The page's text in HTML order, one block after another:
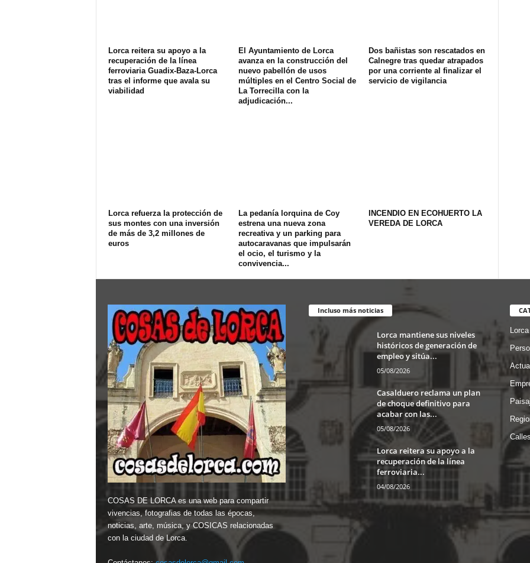
Lorca reitera su apoyo a la
recuperación de la línea
ferroviaria Guadix-Baza-Lorca
tras el informe que avala su
viabilidad
El Ayuntamiento de Lorca
avanza en la construcción del
nuevo pabellón de usos
múltiples en el Centro Social de
La Torrecilla con la
adjudicación...
Dos bañistas son rescatados en
Calnegre tras quedar atrapados
por una corriente al finalizar el
servicio de vigilancia
Lorca refuerza la protección de
sus montes con una inversión
de más de 3,2 millones de
euros
La pedanía lorquina de Coy
estrena una nueva zona
recreativa y un parking para
autocaravanas que impulsarán
el ocio, el turismo y la
convivencia...
INCENDIO EN ECOHUERTO LA
VEREDA DE LORCA
COSAS DE LORCA es una web para compartir
vivencias, fotografias de todas las épocas,
noticias, arte, música, y COSICAS relacionadas
con la ciudad de Lorca.
Incluso más noticias
Lorca mantiene sus niveles
históricos de generación de
empleo y sitúa...
05/08/2026
Casalduero reclama un plan
de choque definitivo para
acabar con las...
05/08/2026
Lorca reitera su apoyo a la
recuperación de la línea
ferroviaria...
04/08/2026
Lorca